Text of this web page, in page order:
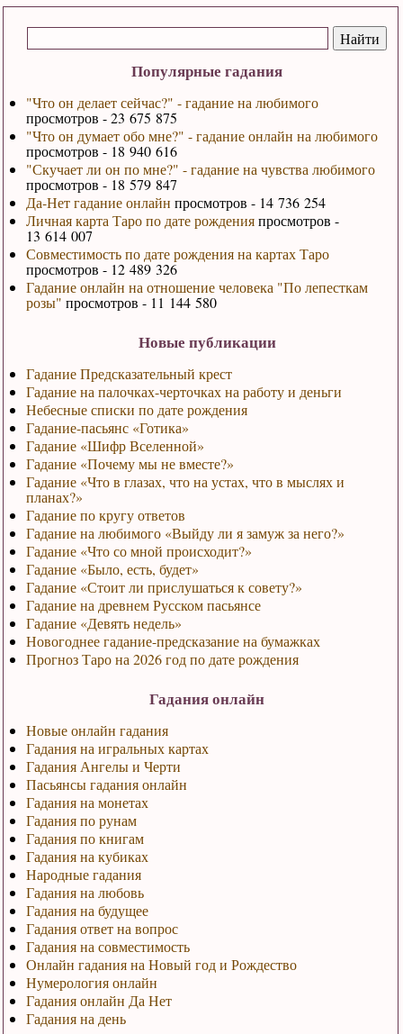
Популярные гадания
"Что он делает сейчас?" - гадание на любимого
просмотров - 23 675 875
"Что он думает обо мне?" - гадание онлайн на любимого
просмотров - 18 940 616
"Скучает ли он по мне?" - гадание на чувства любимого
просмотров - 18 579 847
Да-Нет гадание онлайн просмотров - 14 736 254
Личная карта Таро по дате рожденияпросмотров -
13 614 007
Совместимость по дате рождения на картах Таро
просмотров - 12 489 326
Гадание онлайн на отношение человека "По лепесткам
розы" просмотров - 11 144 580
Новые публикации
Гадание Предсказательный крест
Гадание на палочках-черточках на работу и деньги
Небесные списки по дате рождения
Гадание-пасьянс «Готика»
Гадание «Шифр Вселенной»
Гадание «Почему мы не вместе?»
Гадание «Что в глазах, что на устах, что в мыслях и
планах?»
Гадание по кругу ответов
Гадание на любимого «Выйду ли я замуж за него?»
Гадание «Что со мной происходит?»
Гадание «Было, есть, будет»
Гадание «Стоит ли прислушаться к совету?»
Гадание на древнем Русском пасьянсе
Гадание «Девять недель»
Новогоднее гадание-предсказание на бумажках
Прогноз Таро на 2026 год по дате рождения
Гадания онлайн
Новые онлайн гадания
Гадания на игральных картах
Гадания Ангелы и Черти
Пасьянсы гадания онлайн
Гадания на монетах
Гадания по рунам
Гадания по книгам
Гадания на кубиках
Народные гадания
Гадания на любовь
Гадания на будущее
Гадания ответ на вопрос
Гадания на совместимость
Онлайн гадания на Новый год и Рождество
Нумерология онлайн
Гадания онлайн Да Нет
Гадания на день